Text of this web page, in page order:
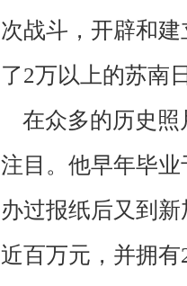
次战斗，开辟和
了2万以上的苏南
在众多的历史
注目。他早年毕
办过报纸后又到
近百万元，并拥有